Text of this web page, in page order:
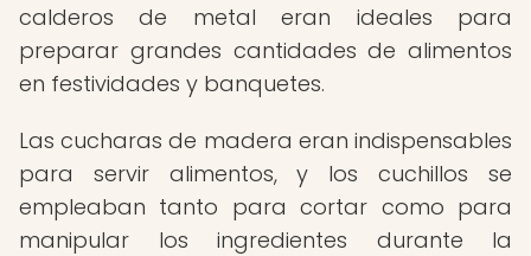
calderos de metal eran ideales para
preparar grandes cantidades de alimentos
en festividades y banquetes.
Las cucharas de madera eran indispensables
para servir alimentos, y los cuchillos se
empleaban tanto para cortar como para
manipular los ingredientes durante la